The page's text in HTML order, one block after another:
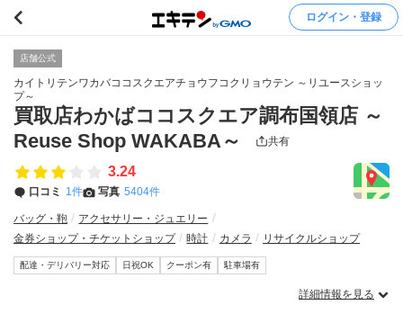
ログイン・登録
店舗公式
カイトリテンワカバココスクエアチョウフコクリョウテン ～リユースショッ
プ～
買取店わかばココスクエア調布国領店 ～
Reuse Shop WAKABA～
共有
3.24
口コミ 1件 写真 5404件
バッグ・鞄
アクセサリー・ジュエリー
金券ショップ・チケットショップ
時計 カメラ リサイクルショップ
配達・デリバリー対応 日祝OK クーポン有 駐車場有
詳細情報を見る